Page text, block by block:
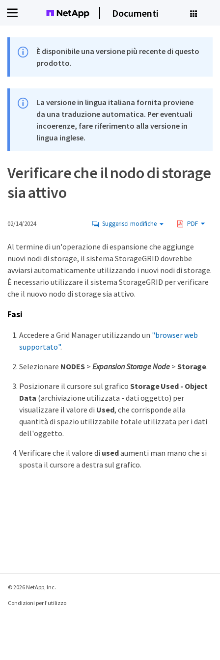
Documenti
È disponibile una versione più recente di questo
prodotto.
La versione in lingua italiana fornita proviene
da una traduzione automatica. Per eventuali
incoerenze, fare riferimento alla versione in
lingua inglese.
Verificare che il nodo di storage
sia attivo
02/14/2024 Suggerisci modifiche PDF
Al termine di un'operazione di espansione che aggiunge
nuovi nodi di storage, il sistema StorageGRID dovrebbe
avviarsi automaticamente utilizzando i nuovi nodi di storage.
È necessario utilizzare il sistema StorageGRID per verificare
che il nuovo nodo di storage sia attivo.
Fasi
Accedere a Grid Manager utilizzando un "browser web
supportato".
Selezionare NODES> Expansion Storage Node> Storage.
Posizionare il cursore sul grafico Storage Used - Object
Data (archiviazione utilizzata - dati oggetto) per
visualizzare il valore di Used, che corrisponde alla
quantità di spazio utilizzabile totale utilizzata per i dati
dell'oggetto.
Verificare che il valore di usedaumenti man mano che si
sposta il cursore a destra sul grafico.
© 2026 NetApp, Inc.
Condizioni per l'utilizzo